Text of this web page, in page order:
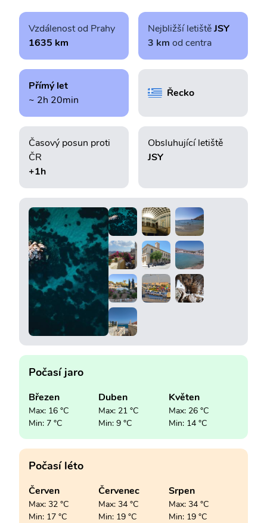
Vzdálenost od Prahy
1635 km
Nejbližší letištěJSY
3 km od centra
Přímý let
~ 2h 20min
Řecko
Časový posun proti
ČR
+1h
Obsluhující letiště
JSY
Počasí jaro
Březen
Max: 16 °C
Min: 7 °C
Duben
Max: 21 °C
Min: 9 °C
Květen
Max: 26 °C
Min: 14 °C
Počasí léto
Červen
Max: 32 °C
Min: 17 °C
Červenec
Max: 34 °C
Min: 19 °C
Srpen
Max: 34 °C
Min: 19 °C